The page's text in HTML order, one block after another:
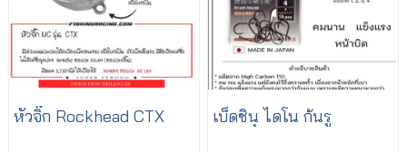
หัวจิ๊ก Rockhead CTX เบ็ดชินุ ไดโน ก้นรู